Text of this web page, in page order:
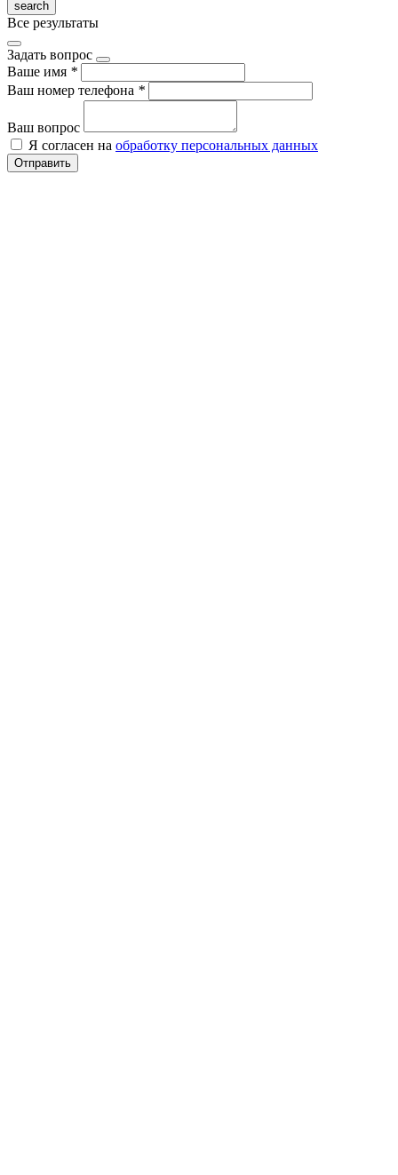
Все результаты
Задать вопрос
Ваше имя *
Ваш номер телефона *
Ваш вопрос
Я согласен на обработку персональных данных
Отправить